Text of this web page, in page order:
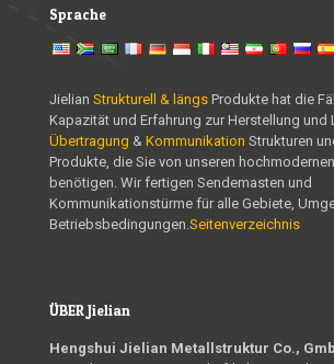
Sprache
Jielian Strukturell & längs Produkte hat die
Kapazität und Erfahrung zur Herstellung und
Übertragung & Kommunikation Strukturen
Produkte, die Sie von unseren
benötigen. Wir fertigen Sendemasten und
Kommunikationstürme für alle Gebiete,
Betriebsbedingungen.Seitenverzeichnis
ÜBER Jielian
Hengshui Jielian Metallstruktur Co.,